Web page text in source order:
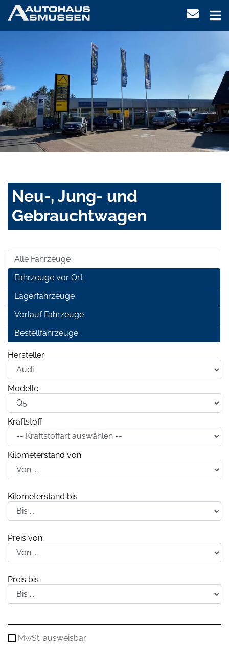
Neu-, Jung- und
Gebrauchtwagen
Alle Fahrzeuge
Fahrzeuge vor Ort
Lagerfahrzeuge
Vorlauf Fahrzeuge
Bestellfahrzeuge
Hersteller
Modelle
Kraftstoff
Kilometerstand von
Kilometerstand bis
Preis von
Preis bis
MwSt. ausweisbar